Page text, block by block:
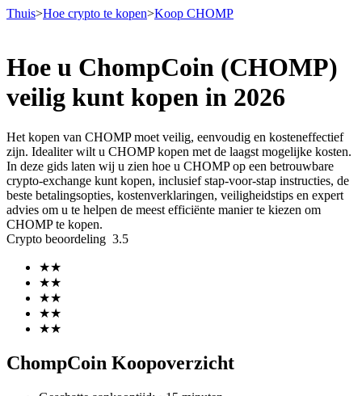
Termijncontracten
USDT-futures
Futures met USDT als onderpand
Thuis>Hoe crypto te kopen>Koop CHOMP
Hoe u ChompCoin (CHOMP)
veilig kunt kopen in 2026
Het kopen van CHOMP moet veilig, eenvoudig en kosteneffectief
zijn. Idealiter wilt u CHOMP kopen met de laagst mogelijke kosten.
In deze gids laten wij u zien hoe u CHOMP op een betrouwbare
crypto-exchange kunt kopen, inclusief stap-voor-stap instructies, de
beste betalingsopties, kostenverklaringen, veiligheidstips en expert
advies om u te helpen de meest efficiënte manier te kiezen om
CHOMP te kopen.
Crypto beoordeling 3.5
★★
★★
★★
★★
★★
ChompCoin Koopoverzicht